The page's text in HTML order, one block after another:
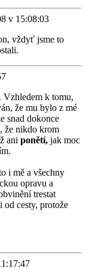
v 15:08:03
vždyť jsme to
Vzhledem k tomu,
že mu bylo z mé
snad dokonce
, že nikdo krom
ani ponětí, jak moc
i mě a všechny
opravu a
trestat
od cesty, protože